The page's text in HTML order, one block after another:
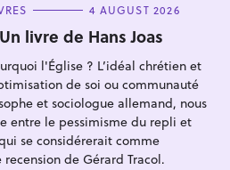
4 AUGUST 2026
livre de Hans Joas
l'Église ? L’idéal chrétien et
de soi ou communauté
et sociologue allemand, nous
entre le pessimisme du repli et
se considérerait comme
de Gérard Tracol.